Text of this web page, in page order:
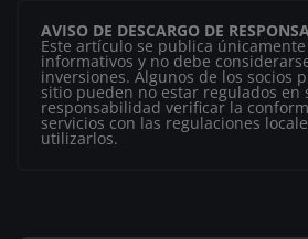
AVISO DE DESCARGO DE
Este artículo se publica
informativos y no debe
inversiones. Algunos de los socios
sitio pueden no estar regulados en
responsabilidad verificar la
servicios con las regulaciones
utilizarlos.